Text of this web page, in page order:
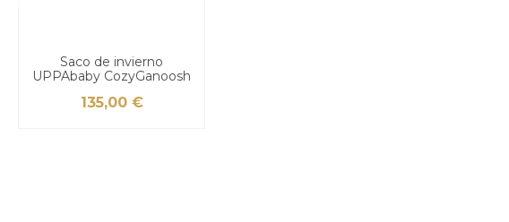
Saco de invierno
UPPAbaby CozyGanoosh
135,00 €